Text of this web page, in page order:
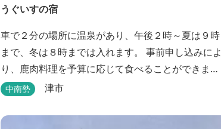
うぐいすの宿
車で２分の場所に温泉があり、午後２時～夏は９時
まで、冬は８時までは入れます。 事前申し込みによ
り、鹿肉料理を予算に応じて食べることができま
す。 春から秋は、宿の前の畑で収穫体験ができ、そ
中南勢 津市